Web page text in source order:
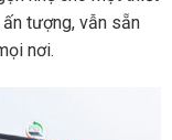
tượng, vẫn sẵn
nơi.